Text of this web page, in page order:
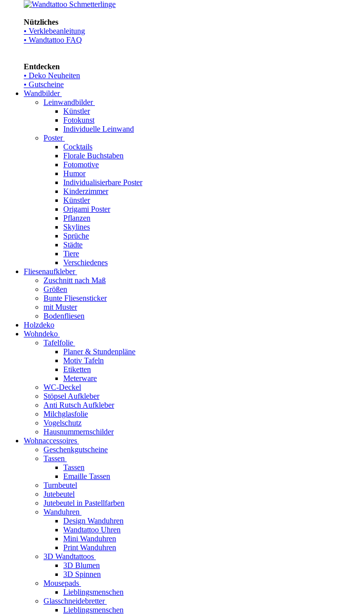
Nützliches
• Verklebeanleitung
• Wandtattoo FAQ
Entdecken
• Deko Neuheiten
• Gutscheine
Wandbilder
Leinwandbilder
Künstler
Fotokunst
Individuelle Leinwand
Poster
Cocktails
Florale Buchstaben
Fotomotive
Humor
Individualisierbare Poster
Kinderzimmer
Künstler
Origami Poster
Pflanzen
Skylines
Sprüche
Städte
Tiere
Verschiedenes
Fliesenaufkleber
Zuschnitt nach Maß
Größen
Bunte Fliesensticker
mit Muster
Bodenfliesen
Holzdeko
Wohndeko
Tafelfolie
Planer & Stundenpläne
Motiv Tafeln
Etiketten
Meterware
WC-Deckel
Stöpsel Aufkleber
Anti Rutsch Aufkleber
Milchglasfolie
Vogelschutz
Hausnummernschilder
Wohnaccessoires
Geschenkgutscheine
Tassen
Tassen
Emaille Tassen
Turnbeutel
Jutebeutel
Jutebeutel in Pastellfarben
Wanduhren
Design Wanduhren
Wandtattoo Uhren
Mini Wanduhren
Print Wanduhren
3D Wandtattoos
3D Blumen
3D Spinnen
Mousepads
Lieblingsmenschen
Glasschneidebretter
Lieblingsmenschen